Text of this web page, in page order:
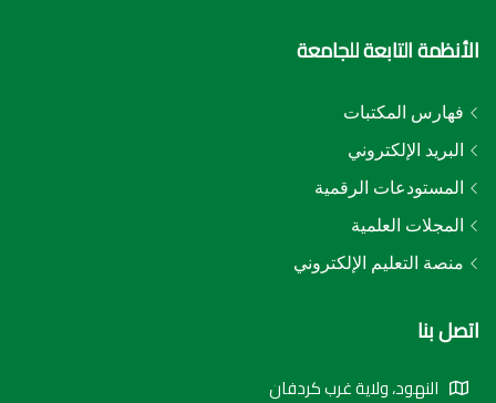
الأنظمة التابعة للجامعة
فهارس المكتبات
البريد الإلكتروني
المستودعات الرقمية
المجلات العلمية
منصة التعليم الإلكتروني
اتصل بنا
النهود، ولاية غرب كردفان